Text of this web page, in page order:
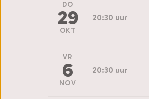
DO
29
OKT
20:30 uur
VR
6
NOV
20:30 uur